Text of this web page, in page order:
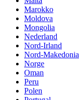
Marokko
Moldova
Mongolia
Nederland
Nord-Irland
Nord-Makedonia
Norge
Oman
Peru
Polen